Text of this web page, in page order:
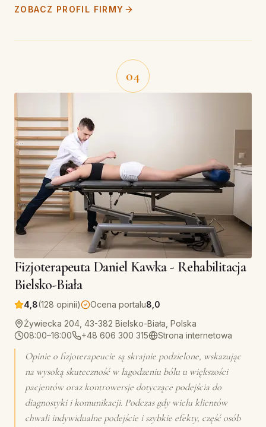
ZOBACZ PROFIL FIRMY
04
Fizjoterapeuta Daniel Kawka - Rehabilitacja
Bielsko-Biała
4,8(128 opinii) Ocena portalu8,0
Żywiecka 204, 43-382 Bielsko-Biała, Polska
08:00–16:00
+48 606 300 315 Strona internetowa
Opinie o fizjoterapeucie są skrajnie podzielone, wskazując
na wysoką skuteczność w łagodzeniu bólu u większości
pacjentów oraz kontrowersje dotyczące podejścia do
diagnostyki i komunikacji. Podczas gdy wielu klientów
chwali indywidualne podejście i szybkie efekty, część osób